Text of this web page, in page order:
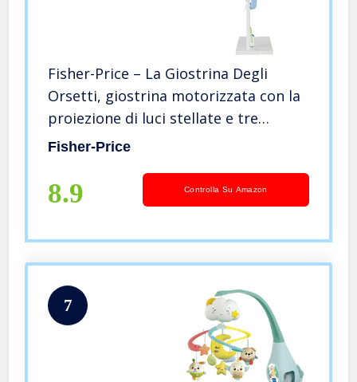
Fisher-Price – La Giostrina Degli
Orsetti, giostrina motorizzata con la
proiezione di luci stellate e tre
modalità sonore calmanti, segue le
bimbi da 0+ mesi
Fisher-Price
8.9 Controlla Su Amazon
7